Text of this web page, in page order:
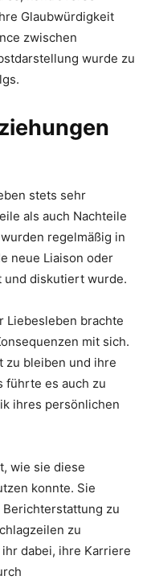
Glaubwürdigkeit
zwischen
wurde zu
stets sehr
als auch Nachteile
regelmäßig in
neue Liaison oder
diskutiert wurde.
Liebesleben brachte
mit sich.
zu bleiben und ihre
führte es auch zu
ihres persönlichen
wie sie diese
konnte. Sie
zu
zu
dabei, ihre Karriere